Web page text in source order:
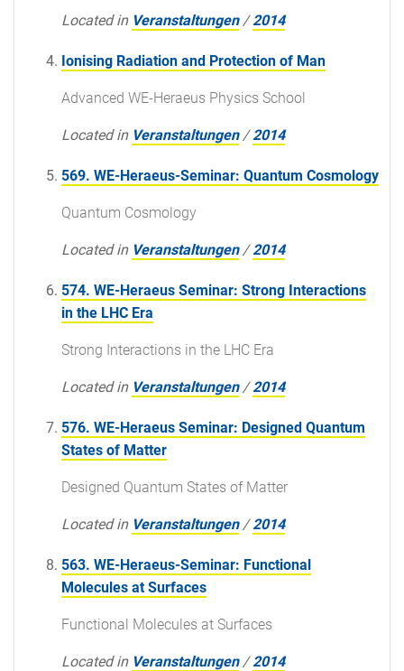
Located in Veranstaltungen /2014
Ionising Radiation and Protection of Man
Advanced WE-Heraeus Physics School
Located in Veranstaltungen /2014
569. WE-Heraeus-Seminar: Quantum Cosmology
Quantum Cosmology
Located in Veranstaltungen /2014
574. WE-Heraeus Seminar: Strong Interactions
in the LHC Era
Strong Interactions in the LHC Era
Located in Veranstaltungen /2014
576. WE-Heraeus Seminar: Designed Quantum
States of Matter
Designed Quantum States of Matter
Located in Veranstaltungen /2014
563. WE-Heraeus-Seminar: Functional
Molecules at Surfaces
Functional Molecules at Surfaces
Located in Veranstaltungen /2014